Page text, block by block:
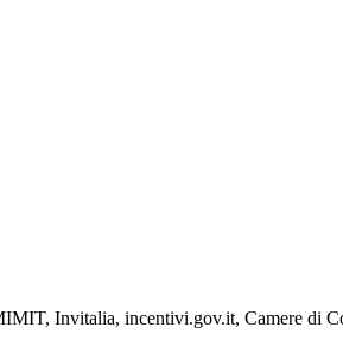
Invitalia, incentivi.gov.it, Camere di